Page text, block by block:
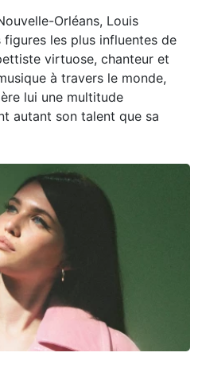
Orléans, Louis
les plus influentes de
virtuose, chanteur et
à travers le monde,
lui une multitude
autant son talent que sa